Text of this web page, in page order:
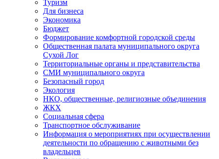
Туризм
Для бизнеса
Экономика
Бюджет
Формирование комфортной городской среды
Общественная палата муниципального округа
Сухой Лог
Территориальные органы и представительства
СМИ муниципального округа
Безопасный город
Экология
НКО, общественные, религиозные объединения
ЖКХ
Социальная сфера
Транспортное обслуживание
Информация о мероприятиях при осуществлении
деятельности по обращению с животными без
владельцев